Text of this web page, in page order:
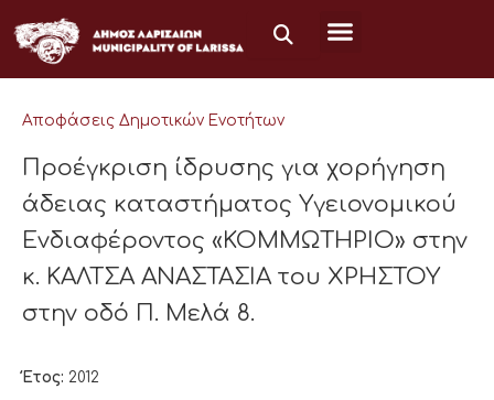
στο
περιεχόμενο
Αποφάσεις Δημοτικών Ενοτήτων
Προέγκριση ίδρυσης για χορήγηση
άδειας καταστήματος Υγειονομικού
Ενδιαφέροντος «ΚΟΜΜΩΤΗΡΙΟ» στην
κ. ΚΑΛΤΣΑ ΑΝΑΣΤΑΣΙΑ του ΧΡΗΣΤΟΥ
στην οδό Π. Μελά 8.
Έτος: 2012